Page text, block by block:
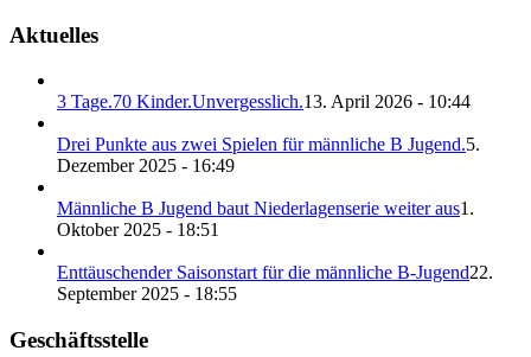
Aktuelles
3 Tage.70 Kinder.Unvergesslich.13. April 2026 - 10:44
Drei Punkte aus zwei Spielen für männliche B Jugend.5.
Dezember 2025 - 16:49
Männliche B Jugend baut Niederlagenserie weiter aus1.
Oktober 2025 - 18:51
Enttäuschender Saisonstart für die männliche B-Jugend22.
September 2025 - 18:55
Geschäftsstelle